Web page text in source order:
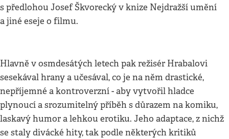
s předlohou Josef Škvorecký v knize Nejdražší umění
a jiné eseje o filmu.
Hlavně v osmdesátých letech pak režisér Hrabalovi
sesekával hrany a učesával, co je na něm drastické,
nepříjemné a kontroverzní - aby vytvořil hladce
plynoucí a srozumitelný příběh s důrazem na komiku,
laskavý humor a lehkou erotiku. Jeho adaptace, z nichž
se staly divácké hity, tak podle některých kritiků